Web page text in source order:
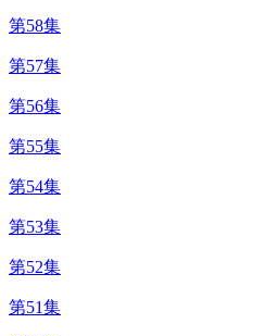
第58集
第57集
第56集
第55集
第54集
第53集
第52集
第51集